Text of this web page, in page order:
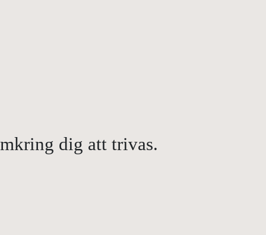
dig att trivas.